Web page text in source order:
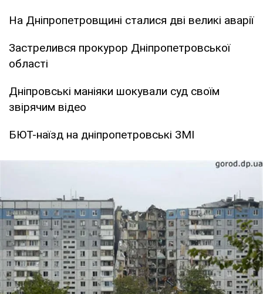
На Дніпропетровщині сталися дві великі аварії
Застрелився прокурор Дніпропетровської
області
Дніпровські маніяки шокували суд своїм
звірячим відео
БЮТ-наїзд на дніпропетровські ЗМІ